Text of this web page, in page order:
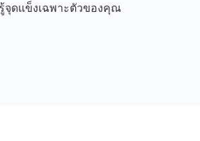
จุดแข็งเฉพาะตัวของคุณ